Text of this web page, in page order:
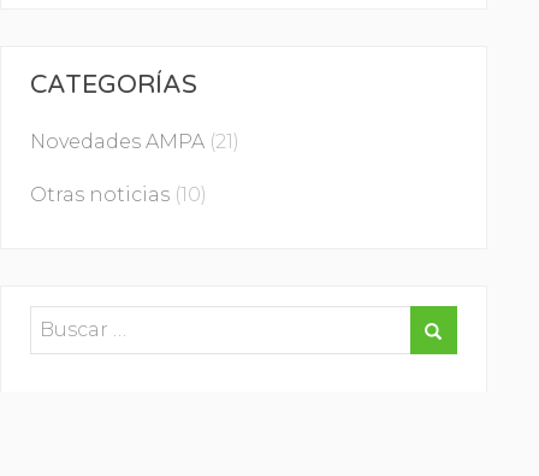
CATEGORÍAS
Novedades AMPA (21)
Otras noticias (10)